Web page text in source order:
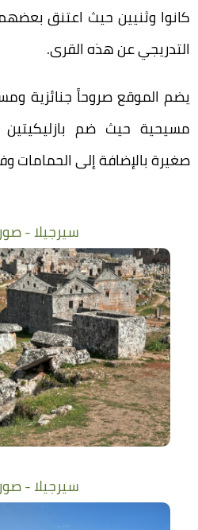
كانوا وثنيين حيث اعتنق
التدريجي عن هذه القرى.
يضم الموقع صروحاً جنائزية
مسيحية حيث ضم بازليكيتين
صغيرة بالإضافة إلى الحمامات
سيرجيلا -
سيرجيلا -